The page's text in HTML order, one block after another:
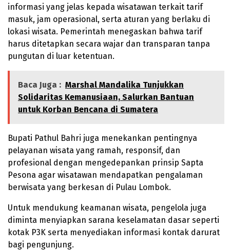
informasi yang jelas kepada wisatawan terkait tarif
masuk, jam operasional, serta aturan yang berlaku di
lokasi wisata. Pemerintah menegaskan bahwa tarif
harus ditetapkan secara wajar dan transparan tanpa
pungutan di luar ketentuan.
Baca Juga : Marshal Mandalika Tunjukkan
Solidaritas Kemanusiaan, Salurkan Bantuan
untuk Korban Bencana di Sumatera
Bupati Pathul Bahri juga menekankan pentingnya
pelayanan wisata yang ramah, responsif, dan
profesional dengan mengedepankan prinsip Sapta
Pesona agar wisatawan mendapatkan pengalaman
berwisata yang berkesan di Pulau Lombok.
Untuk mendukung keamanan wisata, pengelola juga
diminta menyiapkan sarana keselamatan dasar seperti
kotak P3K serta menyediakan informasi kontak darurat
bagi pengunjung.